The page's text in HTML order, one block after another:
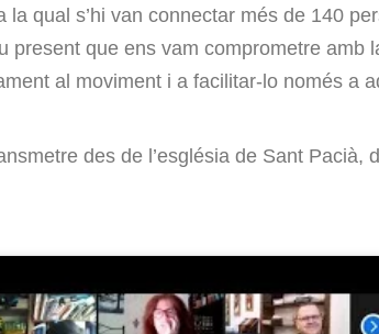
qual s’hi van connectar més de 140
present que ens vam comprometre amb
al moviment i a facilitar-lo només a
des de l’església de Sant Pacià,